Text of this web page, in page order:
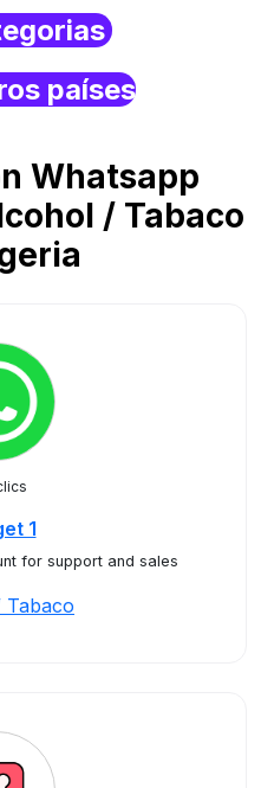
países
Whatsapp
/ Tabaco
1
for support and sales